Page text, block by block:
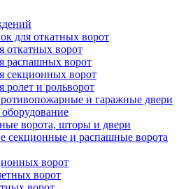
для откатных ворот
откатных ворот
распашных ворот
секционных ворот
ролет и рольворот
и гаражные двери
ворота, шторы и двери
и распашные ворота
ворот
ворот